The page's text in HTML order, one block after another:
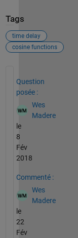
Tags
time delay
cosine functions
Question
posée :
Wes
Madere
le
8
Fév
2018
Commenté :
Wes
Madere
le
22
Fév